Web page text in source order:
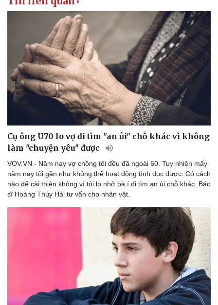
Doanh nghiệp
Công nghệ
Sành điệu
Tin Công nghệ
Trải nghiệm
Chuyển đổi số
Cụ ông U70 lo vợ đi tìm "an ủi" chỗ khác vì không
làm "chuyện yêu" được
VOV.VN - Năm nay vợ chồng tôi đều đã ngoài 60. Tuy nhiên mấy
năm nay tôi gần như không thể hoạt động tình dục được. Có cách
nào để cải thiện không vì tôi lo nhỡ bà í đi tìm an ủi chỗ khác. Bác
sĩ Hoàng Thúy Hải tư vấn cho nhân vật.